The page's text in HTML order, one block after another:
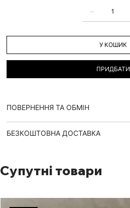
У КОШИК
ПРИДБАТИ
ПОВЕРНЕННЯ ТА ОБМІН
БЕЗКОШТОВНА ДОСТАВКА
Супутні товари